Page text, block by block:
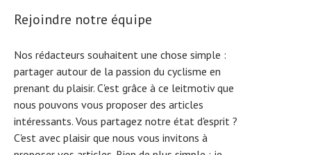
Rejoindre notre équipe
Nos rédacteurs souhaitent une chose simple :
partager autour de la passion du cyclisme en
prenant du plaisir. C'est grâce à ce leitmotiv que
nous pouvons vous proposer des articles
intéressants. Vous partagez notre état d'esprit ?
C'est avec plaisir que nous vous invitons à